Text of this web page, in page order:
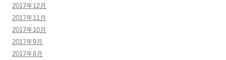
2017年12月
2017年11月
2017年10月
2017年9月
2017年8月